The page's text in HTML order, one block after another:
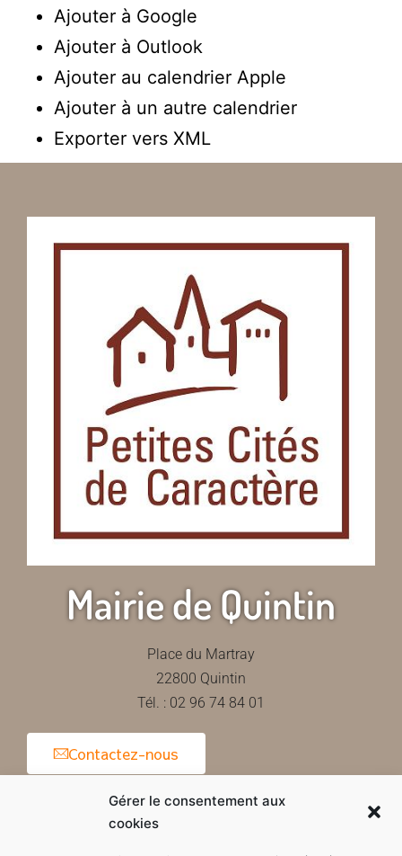
Gérer le consentement aux
cookies
Ajouter à Google
Ajouter à Outlook
Ajouter au calendrier Apple
Ajouter à un autre calendrier
Exporter vers XML
Mairie de Quintin
Place du Martray
22800 Quintin
Tél. : 02 96 74 84 01
Contactez-nous